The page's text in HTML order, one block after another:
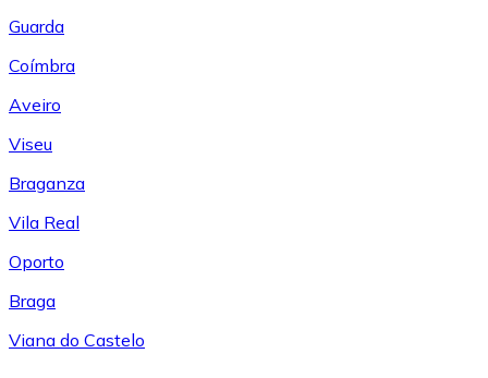
Guarda
Coímbra
Aveiro
Viseu
Braganza
Vila Real
Oporto
Braga
Viana do Castelo